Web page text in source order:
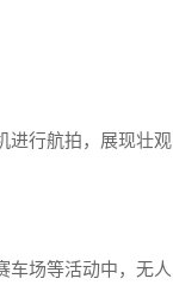
进行航拍，展现壮观
车场等活动中，无人